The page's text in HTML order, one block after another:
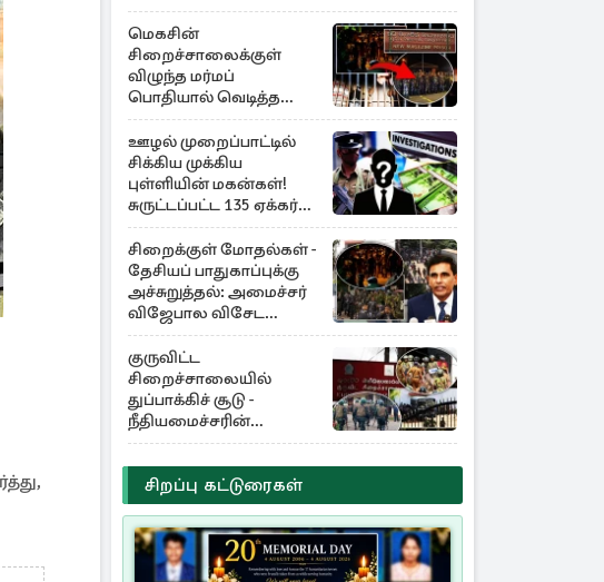
மெகசின்
சிறைச்சாலைக்குள்
விழுந்த மர்மப்
பொதியால் வெடித்த
மோதல் - ஒருவர் பலி :
பலர் காயம்
ஊழல் முறைப்பாட்டில்
சிக்கிய முக்கிய
புள்ளியின் மகன்கள்!
சுருட்டப்பட்ட 135 ஏக்கர்
தேயிலைத் தோட்டம்
சிறைக்குள் மோதல்கள் -
தேசியப் பாதுகாப்புக்கு
அச்சுறுத்தல்: அமைச்சர்
விஜேபால விசேட
அறிவிப்பு
குருவிட்ட
சிறைச்சாலையில்
துப்பாக்கிச் சூடு -
நீதியமைச்சரின்
அறிவிப்பு
சிறப்பு கட்டுரைகள்